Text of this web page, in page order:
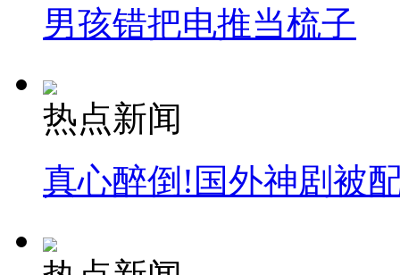
男孩错把电推当梳子
热点新闻
真心醉倒!国外神剧被